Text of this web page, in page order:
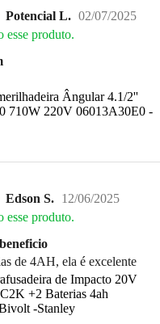
Potencial L. 02/07/2025
esse produto.
Ângular 4.1/2''
710W 220V 06013A30E0 -
Edson S. 12/06/2025
esse produto.
de 4AH, ela é excelente
de Impacto 20V
+2 Baterias 4ah
-Stanley